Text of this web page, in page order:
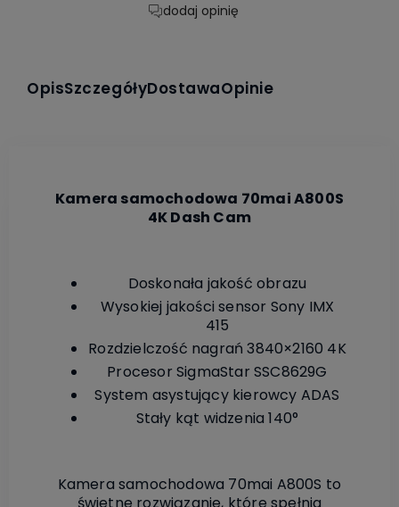
dodaj opinię
OpisSzczegółyDostawaOpinie
Kamera samochodowa 70mai A800S
4K Dash Cam
Doskonała jakość obrazu
Wysokiej jakości sensor Sony IMX
415
Rozdzielczość nagrań 3840×2160 4K
Procesor SigmaStar SSC8629G
System asystujący kierowcy ADAS
Stały kąt widzenia 140°
Kamera samochodowa 70mai A800S to